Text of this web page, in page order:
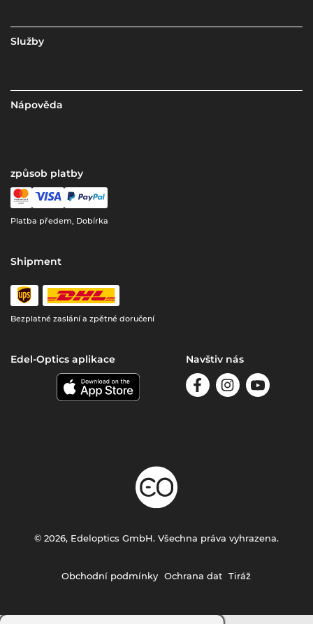
Služby
Nápověda
způsob platby
Platba předem, Dobírka
Shipment
Bezplatné zaslání a zpětné doručení
Edel-Optics aplikace Navštiv nás
Obchodní podmínky Ochrana dat Tiráž
© 2026, Edeloptics GmbH. Všechna práva vyhrazena.